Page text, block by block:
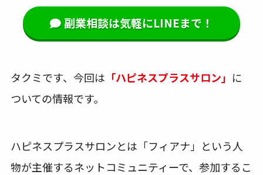
副業相談は気軽にLINEまで！
タクミです、今回は 「ハピネスプラスサロン」 に
ついての情報です。
ハピネスプラスサロンとは「フィアナ」という人
物が主催するネットコミュニティーで、参加するこ